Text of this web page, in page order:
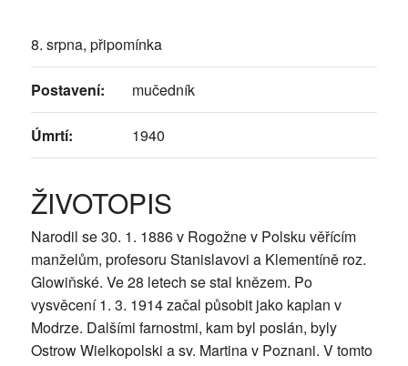
8. srpna, připomínka
Postavení: mučedník
Úmrtí: 1940
ŽIVOTOPIS
Narodil se 30. 1. 1886 v Rogožne v Polsku věřícím
manželům, profesoru Stanislavovi a Klementíně roz.
Glowiňské. Ve 28 letech se stal knězem. Po
vysvěcení 1. 3. 1914 začal působit jako kaplan v
Modrze. Dalšími farnostmi, kam byl poslán, byly
Ostrow Wielkopolski a sv. Martina v Poznani. V tomto